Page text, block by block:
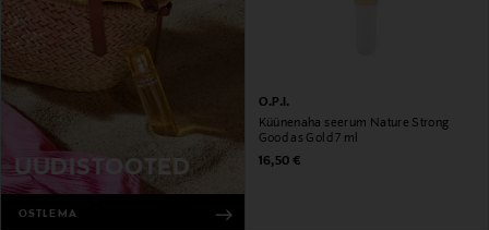
UUDISTOOTED
OSTLEMA
O.P.I.
Küünenaha seerum Nature Strong
Good as Gold 7 ml
Original Price
16,50 €